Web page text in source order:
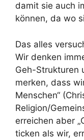
damit sie auch
können, da wo
Das alles
Wir denken
Geh-Strukturen
merken, dass
Menschen“
Religion/
erreichen aber
ticken als wir,